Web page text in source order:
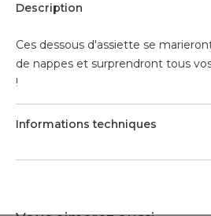
Description
Ces dessous d'assiette se
de nappes et surprendront tous
!
Informations techniques